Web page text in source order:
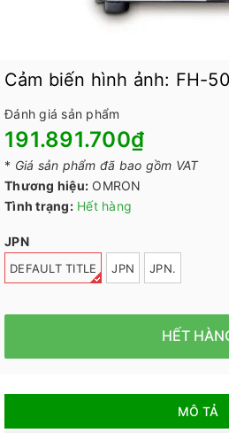
Cảm biến hình ảnh: FH-
Đánh giá sản phẩm
191.891.700₫
* Giá sản phẩm đã bao gồm VAT
Thương hiệu: OMRON
Tình trạng: Hết hàng
JPN
DEFAULT TITLE JPN JPN.
HẾT
MÔ TẢ